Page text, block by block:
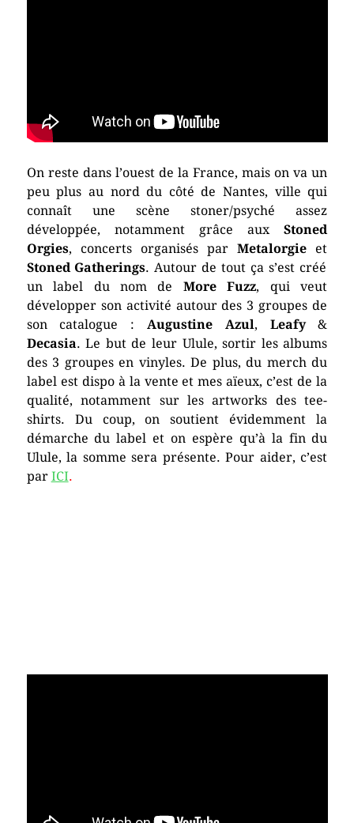
On reste dans l’ouest de la France, mais on va un
peu plus au nord du côté de Nantes, ville qui
connaît une scène stoner/psyché assez
développée, notamment grâce auxStoned
Orgies, concerts organisés parMetalorgie et
Stoned Gatherings. Autour de tout ça s’est créé
un label du nom de More Fuzz, qui veut
développer son activité autour des 3 groupes de
son catalogue : Augustine Azul, Leafy&
Decasia. Le but de leur Ulule, sortir les albums
des 3 groupes en vinyles. De plus, du merch du
label est dispo à la vente et mes aïeux, c’est de la
qualité, notamment sur les artworks des tee-
shirts. Du coup, on soutient évidemment la
démarche du label et on espère qu’à la fin du
Ulule, la somme sera présente. Pour aider, c’est
par ICI.